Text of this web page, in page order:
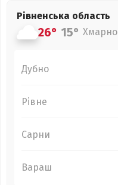
Рівненська область
26° 15° Хмарно
Дубно
Рівне
Сарни
Вараш